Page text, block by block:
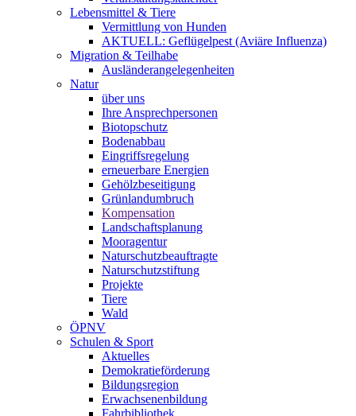
Lebensmittel & Tiere
Vermittlung von Hunden
AKTUELL: Geflügelpest (Aviäre Influenza)
Migration & Teilhabe
Ausländerangelegenheiten
Natur
über uns
Ihre Ansprechpersonen
Biotopschutz
Bodenabbau
Eingriffsregelung
erneuerbare Energien
Gehölzbeseitigung
Grünlandumbruch
Kompensation
Landschaftsplanung
Mooragentur
Naturschutzbeauftragte
Naturschutzstiftung
Projekte
Tiere
Wald
ÖPNV
Schulen & Sport
Aktuelles
Demokratieförderung
Bildungsregion
Erwachsenenbildung
Fahrbibliothek